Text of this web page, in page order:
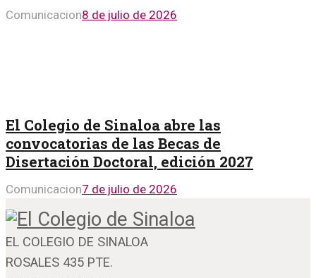
Comunicacion8 de julio de 2026
El Colegio de Sinaloa abre las
convocatorias de las Becas de
Disertación Doctoral, edición 2027
Comunicacion7 de julio de 2026
EL COLEGIO DE SINALOA
ROSALES 435 PTE.